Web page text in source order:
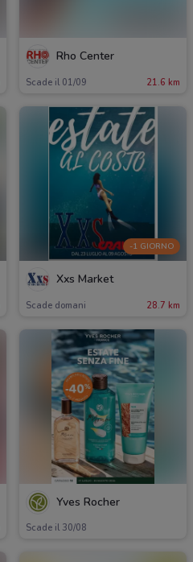
Rho Center
Scade il 01/09 21.6 km
-1 GIORNO
Xxs Market
Scade domani 28.7 km
Yves Rocher
Scade il 30/08